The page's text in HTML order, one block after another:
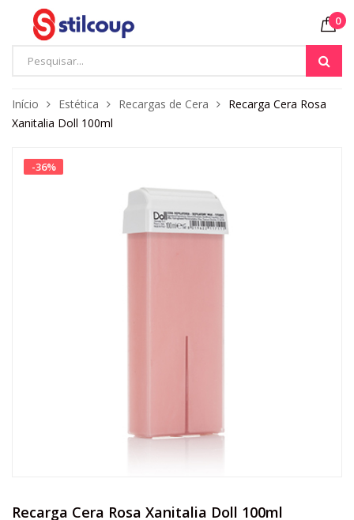
0
Início Estética Recargas de Cera
Recarga Cera Rosa
Xanitalia Doll 100ml
-36%
Recarga Cera Rosa Xanitalia Doll 100ml